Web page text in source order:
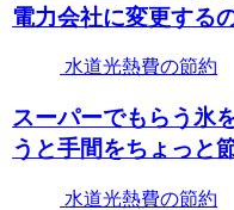
電力会社に変更する
水道光熱費の節約
スーパーでもらう氷
うと手間をちょっと
水道光熱費の節約